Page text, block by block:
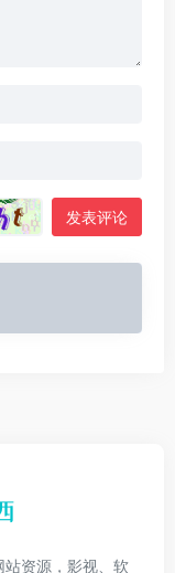
发表评论
资源，影视、软